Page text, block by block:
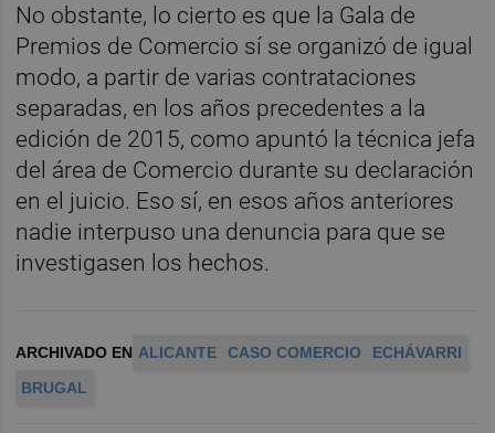
No obstante, lo cierto es que la Gala de
Premios de Comercio sí se organizó de igual
modo, a partir de varias contrataciones
separadas, en los años precedentes a la
edición de 2015, como apuntó la técnica jefa
del área de Comercio durante su declaración
en el juicio. Eso sí, en esos años anteriores
nadie interpuso una denuncia para que se
investigasen los hechos.
ARCHIVADO EN ALICANTE CASO COMERCIO
ECHÁVARRI
BRUGAL